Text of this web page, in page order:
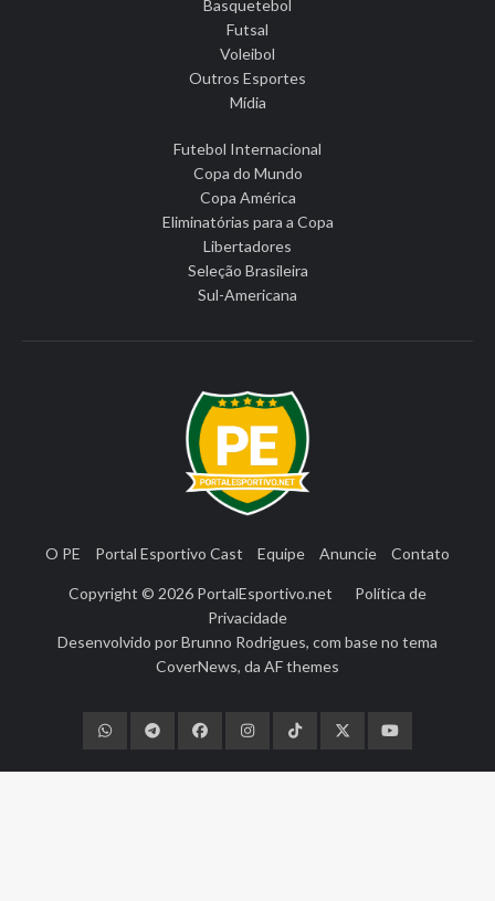
Basquetebol
Futsal
Voleibol
Outros Esportes
Mídia
Futebol Internacional
Copa do Mundo
Copa América
Eliminatórias para a Copa
Libertadores
Seleção Brasileira
Sul-Americana
O PE Portal Esportivo Cast Equipe Anuncie Contato
Copyright © 2026 PortalEsportivo.net
Política de
Privacidade
Desenvolvido porBrunno Rodrigues, com base no tema
CoverNews, da AF themes